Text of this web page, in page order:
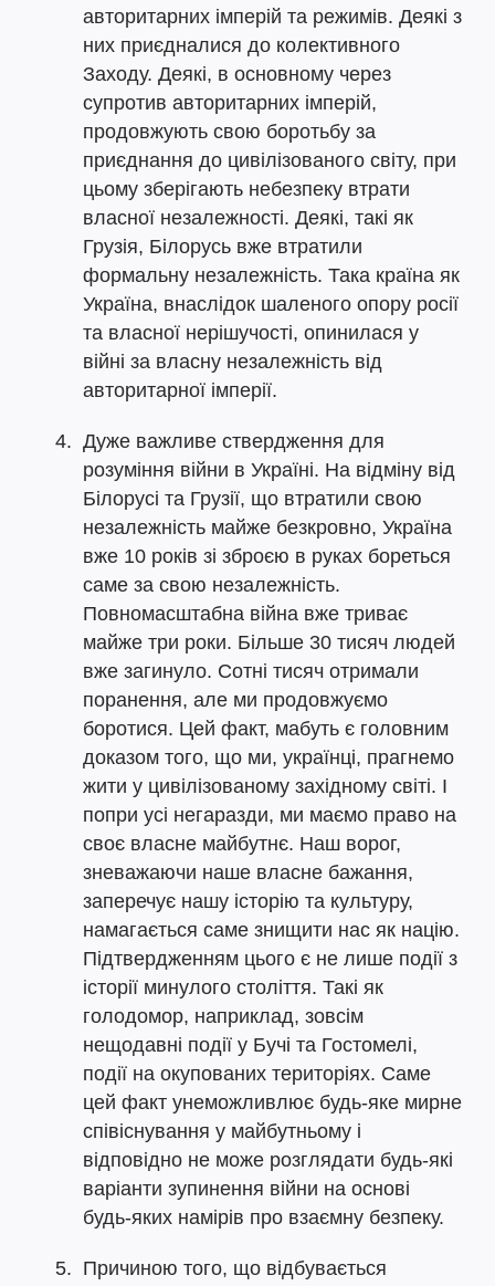
авторитарних імперій та режимів. Деякі з
них приєдналися до колективного
Заходу. Деякі, в основному через
супротив авторитарних імперій,
продовжують свою боротьбу за
приєднання до цивілізованого світу, при
цьому зберігають небезпеку втрати
власної незалежності. Деякі, такі як
Грузія, Білорусь вже втратили
формальну незалежність. Така країна як
Україна, внаслідок шаленого опору росії
та власної нерішучості, опинилася у
війні за власну незалежність від
авторитарної імперії.
Дуже важливе ствердження для
розуміння війни в Україні. На відміну від
Білорусі та Грузії, що втратили свою
незалежність майже безкровно, Україна
вже 10 років зі зброєю в руках бореться
саме за свою незалежність.
Повномасштабна війна вже триває
майже три роки. Більше 30 тисяч людей
вже загинуло. Сотні тисяч отримали
поранення, але ми продовжуємо
боротися. Цей факт, мабуть є головним
доказом того, що ми, українці, прагнемо
жити у цивілізованому західному світі. І
попри усі негаразди, ми маємо право на
своє власне майбутнє. Наш ворог,
зневажаючи наше власне бажання,
заперечує нашу історію та культуру,
намагається саме знищити нас як націю.
Підтвердженням цього є не лише події з
історії минулого століття. Такі як
голодомор, наприклад, зовсім
нещодавні події у Бучі та Гостомелі,
події на окупованих територіях. Саме
цей факт унеможливлює будь-яке мирне
співіснування у майбутньому і
відповідно не може розглядати будь-які
варіанти зупинення війни на основі
будь-яких намірів про взаємну безпеку.
Причиною того, що відбувається